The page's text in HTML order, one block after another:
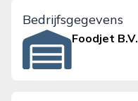
Bedrijfsgegevens
Foodjet B.V.